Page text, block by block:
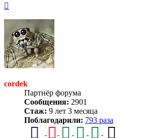
началу
cordek
Партнёр форума
Сообщения: 2901
Стаж: 9 лет 3 месяца
Поблагодарили: 793 раза